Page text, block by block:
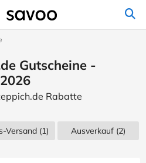
Gutscheine -
Rabatte
Versand (1) Ausverkauf (2)